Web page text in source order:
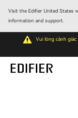
Visit the Edifier United States
information and support.
Vui lòng cảnh